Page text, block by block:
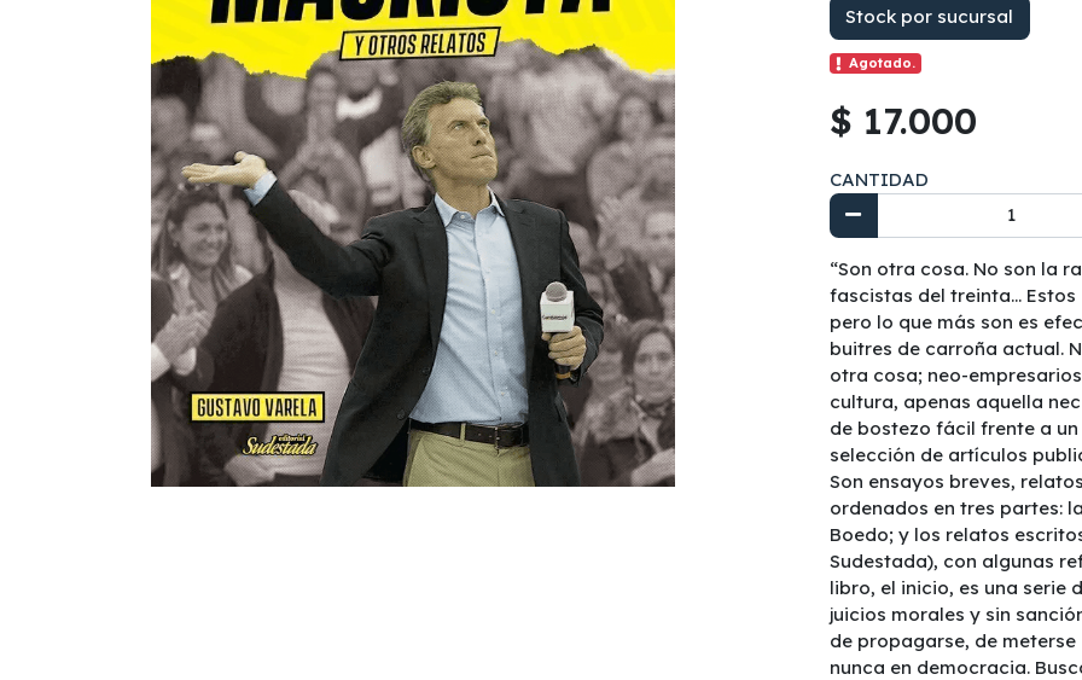
Stock por sucursal
Agotado.
$ 17.000
CANTIDAD
“Son otra cosa. No son la
fascistas del treinta…
pero lo que más son es
buitres de carroña actual.
otra cosa; neo-
cultura, apenas aquella
de bostezo fácil frente a
selección de artículos
Son ensayos breves,
ordenados en tres partes:
Boedo; y los relatos
Sudestada), con algunas
libro, el inicio, es una serie
juicios morales y sin
de propagarse, de
nunca en democracia.